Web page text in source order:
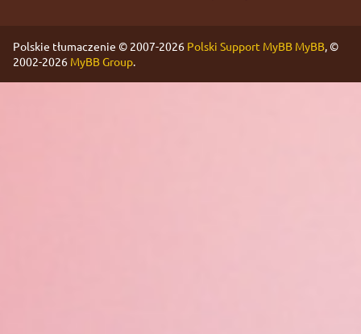
Polskie tłumaczenie © 2007-2026 Polski Support MyBB MyBB, ©
2002-2026 MyBB Group.